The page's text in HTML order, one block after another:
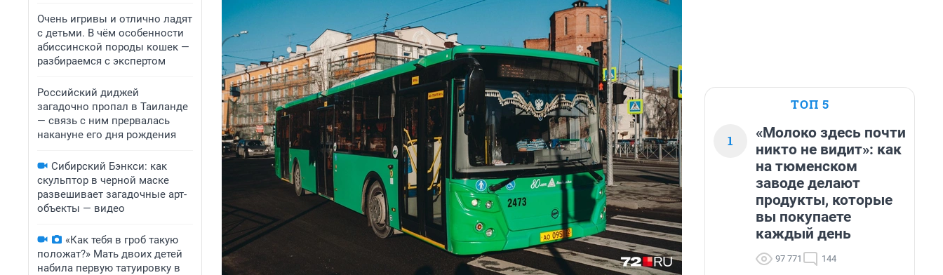
Очень игривы и отлично ладят
с детьми. В чём особенности
абиссинской породы кошек —
разбираемся с экспертом
Российский диджей
загадочно пропал в Таиланде
— связь с ним прервалась
накануне его дня рождения
Сибирский Бэнкси: как
скульптор в черной маске
развешивает загадочные арт-
объекты — видео
«Как тебя в гроб такую
положат?» Мать двоих детей
набила первую татуировку в
ТОП 5
1
«Молоко здесь почти
никто не видит»: как
на тюменском
заводе делают
продукты, которые
вы покупаете
каждый день
97 771 144